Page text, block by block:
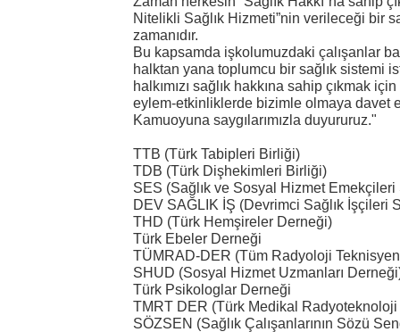
Nitelikli Sağlık Hizmeti”nin verileceği bir
zamanıdır.
Bu kapsamda işkolumuzdaki çalışanlar
halktan yana toplumcu bir sağlık sistemi
halkımızı sağlık hakkına sahip çıkmak
eylem-etkinliklerde bizimle olmaya davet
Kamuoyuna saygılarımızla duyururuz."
TTB (Türk Tabipleri Birliği)
TDB (Türk Dişhekimleri Birliği)
SES (Sağlık ve Sosyal Hizmet Emekçileri
DEV SAĞLIK İŞ (Devrimci Sağlık İşçileri
THD (Türk Hemşireler Derneği)
Türk Ebeler Derneği
TÜMRAD-DER (Tüm Radyoloji
SHUD (Sosyal Hizmet Uzmanları
Türk Psikologlar Derneği
TMRT DER (Türk Medikal
SÖZSEN (Sağlık Çalışanlarının Sözü